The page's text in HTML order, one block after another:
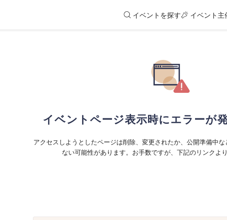
イベントを探す イベント主
イベントページ表示時にエラーが
アクセスしようとしたページは削除、変更されたか、公開準備中
ない可能性があります。お手数ですが、下記のリンクよ